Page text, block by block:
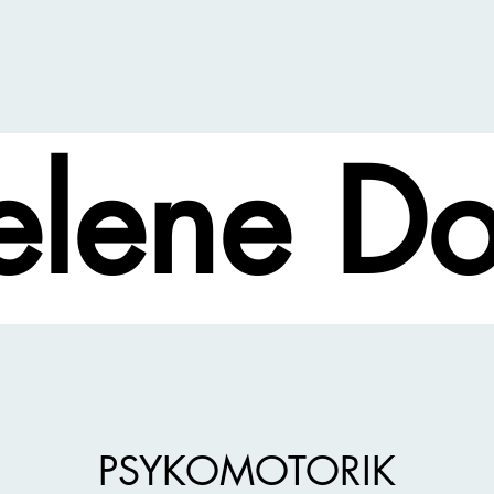
Forside Om Groove Kontakt & tilmelding
PSYKOMOTORIK